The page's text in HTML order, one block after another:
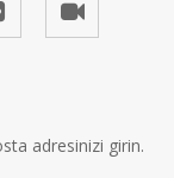
adresinizi girin.